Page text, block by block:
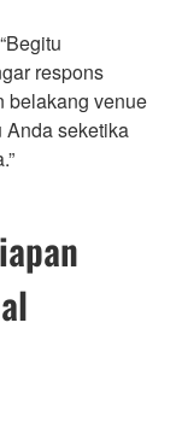
respons
belakang venue
Anda seketika